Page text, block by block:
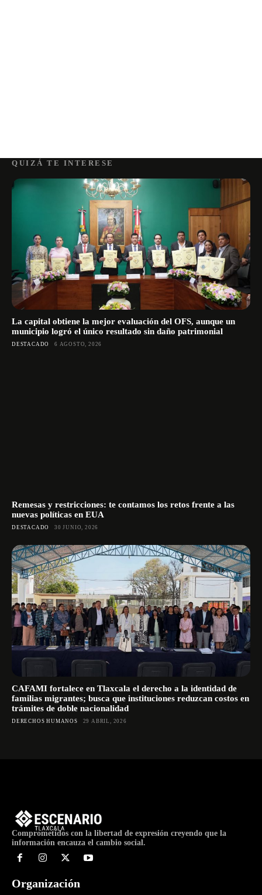
QUIZÁ TE INTERESE
La capital obtiene la mejor evaluación del OFS, aunque un
municipio logró el único resultado sin daño patrimonial
DESTACADO 6 AGOSTO, 2026
Remesas y restricciones: te contamos los retos frente a las
nuevas políticas en EUA
DESTACADO 30 JUNIO, 2026
CAFAMI fortalece en Tlaxcala el derecho a la identidad de
familias migrantes; busca que instituciones reduzcan costos en
trámites de doble nacionalidad
DERECHOS HUMANOS 29 ABRIL, 2026
Comprometidos con la libertad de expresión creyendo que la
información encauza el cambio social.
Organización